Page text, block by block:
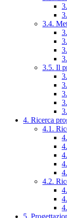
3.4.
3.5. Il
4. Ricerca
4.1.
4.2.
5.